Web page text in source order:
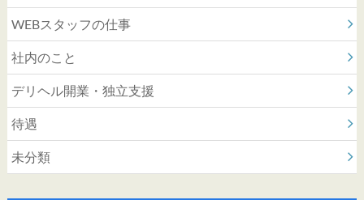
WEBスタッフの仕事
社内のこと
デリヘル開業・独立支援
待遇
未分類